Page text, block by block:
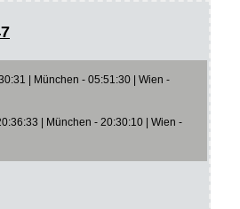
| München - 05:51:30 | Wien -
| München - 20:30:10 | Wien -